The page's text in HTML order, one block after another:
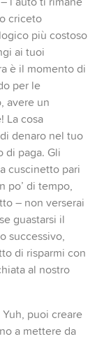
criceto
più costoso
ai tuoi
è il momento di
per le
avere un
La cosa
denaro nel tuo
di paga. Gli
cuscinetto pari
po’ di tempo,
– non verserai
guastarsi il
successivo,
di risparmi con
al nostro
puoi creare
a mettere da